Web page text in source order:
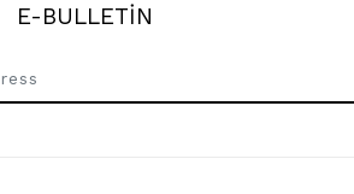
E-BULLETİN